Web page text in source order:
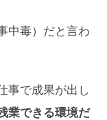
中毒）だと言わ
事で成果が出し
業できる環境だ